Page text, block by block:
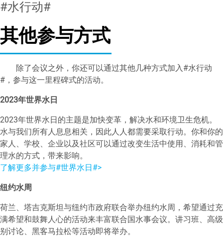
#水行动#
其他参与方式
除了会议之外，你还可以通过其他几种方式加入#水行动
#，参与这一里程碑式的活动。
2023年世界水日
2023年世界水日的主题是加快变革，解决水和环境卫生危机。
水与我们所有人息息相关，因此人人都需要采取行动。你和你的
家人、学校、企业以及社区可以通过改变生活中使用、消耗和管
理水的方式，带来影响。
了解更多并参与#世界水日#>
纽约水周
荷兰、塔吉克斯坦与纽约市政府联合举办纽约水周，希望通过充
满希望和鼓舞人心的活动来丰富联合国水事会议。讲习班、高级
别讨论、黑客马拉松等活动即将举办。